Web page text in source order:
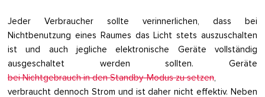
Jeder Verbraucher sollte verinnerlichen, dass bei
Nichtbenutzung eines Raumes das Licht stets auszuschalten
ist und auch jegliche elektronische Geräte vollständig
ausgeschaltet werden sollten. Geräte
bei Nichtgebrauch in den Standby-Modus zu setzen,
verbraucht dennoch Strom und ist daher nicht effektiv. Neben